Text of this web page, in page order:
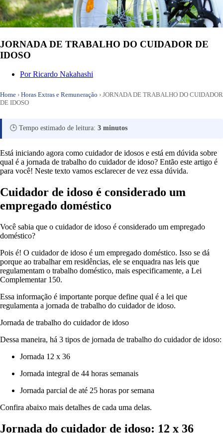
JORNADA DE TRABALHO DO CUIDADOR DE
IDOSO
PorRicardo Nakahashi
Home › Horas Extras e Remuneração › JORNADA DE TRABALHO DO CUIDADOR
DE IDOSO
🕒 Tempo estimado de leitura: 3 minutos
Está iniciando agora como cuidador de idosos e está em dúvida sobre
qual é a jornada de trabalho do cuidador de idoso? Então este artigo é
para você! Neste texto vamos esclarecer de vez essa dúvida.
Cuidador de idoso é considerado um
empregado doméstico
Você sabia que o cuidador de idoso é considerado um empregado
doméstico?
Pois é! O cuidador de idoso é um empregado doméstico. Isso se dá
porque ao trabalhar em residências, ele se enquadra nas leis que
regulamentam o trabalho doméstico, mais especificamente, a Lei
Complementar 150.
Essa informação é importante porque define qual é a lei que
regulamenta a jornada de trabalho do cuidador de idoso.
Jornada de trabalho do cuidador de idoso
Dessa maneira, há 3 tipos de jornada de trabalho do cuidador de idoso:
Jornada 12 x 36
Jornada integral de 44 horas semanais
Jornada parcial de até 25 horas por semana
Confira abaixo mais detalhes de cada uma delas.
Jornada do cuidador de idoso: 12 x 36